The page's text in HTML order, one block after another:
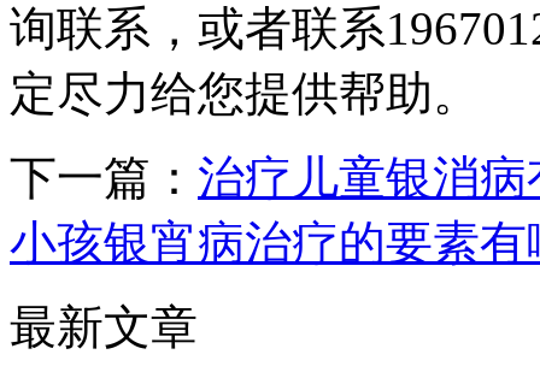
询联系，或者联系
定尽力给您提供帮助。
下一篇： 治疗儿童银消
小孩银宵病治疗的要素有
最新文章